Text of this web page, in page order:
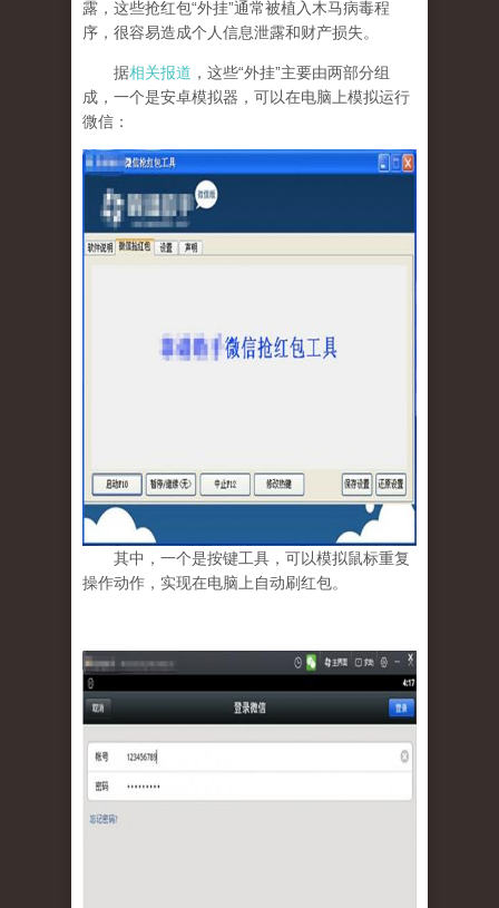
露，这些抢红包“外挂”通常被植入木马病毒程
序，很容易造成个人信息泄露和财产损失。
据相关报道 ，这些“外挂”主要由两部分组
成，一个是安卓模拟器，可以在电脑上模拟运行
微信：
其中，一个是按键工具，可以模拟鼠标重复
操作动作，实现在电脑上自动刷红包。